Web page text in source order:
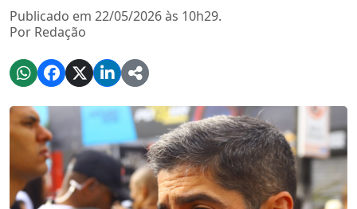
Publicado em 22/05/2026 às 10h29.
Por Redação